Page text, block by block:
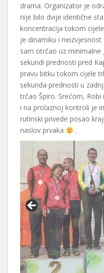
drama. Organizator je
nije bilo dvije identične
koncentracija tokom
je dinamiku i
sam otrčao uz minimalne
sekundi prednosti pred
pravu bitku tokom cijele
sekunda prednosti u
trčao Špiro. Srećom,
i na prolaznoj kontroli je
rutinski privede posao
naslov prvaka
.